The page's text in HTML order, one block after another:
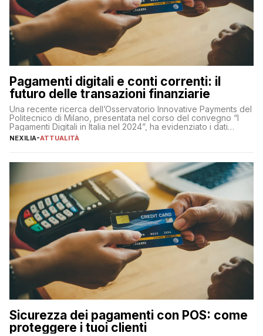
Pagamenti digitali e conti correnti: il
futuro delle transazioni finanziarie
Una recente ricerca dell’Osservatorio Innovative Payments del
Politecnico di Milano, presentata nel corso del convegno “I
Pagamenti Digitali in Italia nel 2024”, ha evidenziato i dati
definitivi del primo semestre 2024 relativamente alle
NEXILIA-ATTUALITÀ
Sicurezza dei pagamenti con POS: come
proteggere i tuoi clienti